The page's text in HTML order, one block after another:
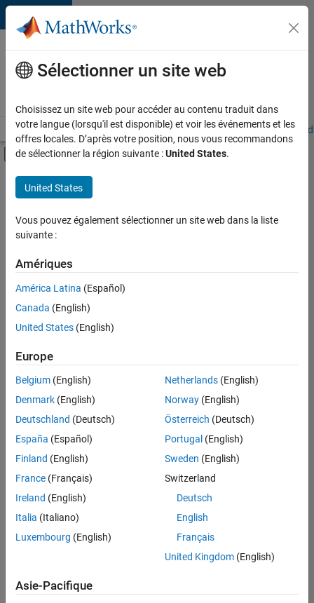
Passer au contenu
Votre
carrière
chez
Accueil Explorer nos opportunités Adresses de nos bureaux
Activer/désactiver l'affichage du menu
Contenu principal
FILTRER PAR
Programme destiné aux nouvelles carrières (EDG)
Technologies de l’information
Infrastructure et architecture
Actuellement,
aucune
offre
d'emploi
correspondant
à vos
critères
de
recherche.
Vous
pouvez
élargir
votre
recherche
ou
afficher
l’ensemble
d'emploi.
Sélectionner un site web
Choisissez un site web pour accéder au contenu traduit dans
votre langue (lorsqu'il est disponible) et voir les événements et les
offres locales. D’après votre position, nous vous recommandons
de sélectionner la région suivante :United States.
United States
Vous pouvez également sélectionner un site web dans la liste
suivante :
Amériques
América Latina (Español)
Canada (English)
United States (English)
Europe
Belgium (English)
Denmark (English)
Deutschland (Deutsch)
España (Español)
Finland (English)
France (Français)
Ireland (English)
Italia (Italiano)
Luxembourg (English)
Netherlands(English)
Norway(English)
Österreich (Deutsch)
Portugal (English)
Sweden (English)
Switzerland
Deutsch
English
Français
United Kingdom(English)
Asie-Pacifique